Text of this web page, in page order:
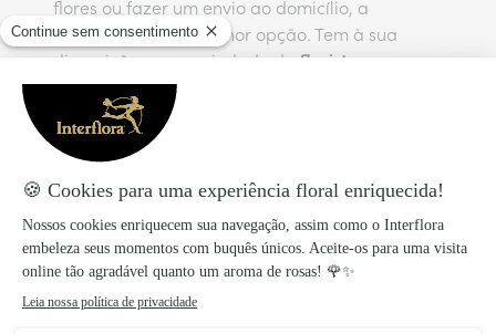
flores ou fazer um envio ao domicílio, a
Interflora é a sua melhor opção. Tem à sua
disposição uma variedade de floristas em
Lagoapara ajudá-lo nos seus presentes florais
para qualquer ocasião: buquês de rosas para
os namorados, flores para um nascimento,
plantas... Além disso, a Interflora dispõe do a
melhor serviço para enviar flores em Lagoa.